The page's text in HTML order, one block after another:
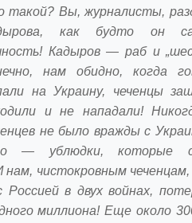
такой? Вы, журналисты,
как будто он
Кадыров — раб и
нам обидно, когда
на Украину, чеченцы
и не нападали!
не было вражды с
— ублюдки, которые
чистокровным чеченцам,
Россией в двух войнах,
миллиона! Еще около